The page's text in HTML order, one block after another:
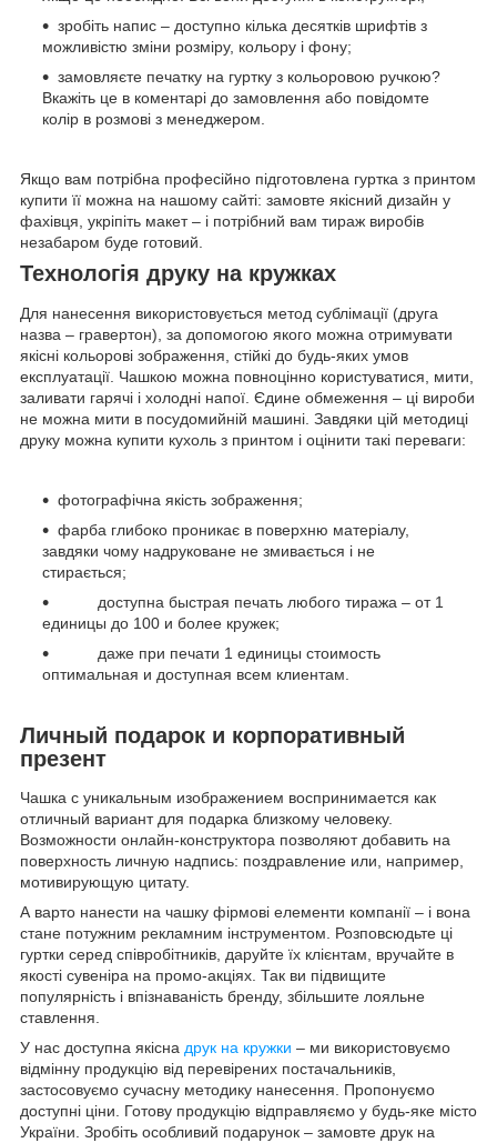
зробіть напис – доступно кілька десятків шрифтів з
можливістю зміни розміру, кольору і фону;
замовляєте печатку на гуртку з кольоровою ручкою?
Вкажіть це в коментарі до замовлення або повідомте
колір в розмові з менеджером.
Якщо вам потрібна професійно підготовлена гуртка з принтом
купити її можна на нашому сайті: замовте якісний дизайн у
фахівця, укріпіть макет – і потрібний вам тираж виробів
незабаром буде готовий.
Технологія друку на кружках
Для нанесення використовується метод сублімації (друга
назва – гравертон), за допомогою якого можна отримувати
якісні кольорові зображення, стійкі до будь-яких умов
експлуатації. Чашкою можна повноцінно користуватися, мити,
заливати гарячі і холодні напої. Єдине обмеження – ці вироби
не можна мити в посудомийній машині. Завдяки цій методиці
друку можна купити кухоль з принтом і оцінити такі переваги:
фотографічна якість зображення;
фарба глибоко проникає в поверхню матеріалу,
завдяки чому надруковане не змивається і не
стирається;
доступна быстрая печать любого тиража – от 1
единицы до 100 и более кружек;
даже при печати 1 единицы стоимость
оптимальная и доступная всем клиентам.
Личный подарок и корпоративный
презент
Чашка с уникальным изображением воспринимается как
отличный вариант для подарка близкому человеку.
Возможности онлайн-конструктора позволяют добавить на
поверхность личную надпись: поздравление или, например,
мотивирующую цитату.
А варто нанести на чашку фірмові елементи компанії – і вона
стане потужним рекламним інструментом. Розповсюдьте ці
гуртки серед співробітників, даруйте їх клієнтам, вручайте в
якості сувеніра на промо-акціях. Так ви підвищите
популярність і впізнаваність бренду, збільшите лояльне
ставлення.
У нас доступна якісна друк на кружки – ми використовуємо
відмінну продукцію від перевірених постачальників,
застосовуємо сучасну методику нанесення. Пропонуємо
доступні ціни. Готову продукцію відправляємо у будь-яке місто
України. Зробіть особливий подарунок – замовте друк на